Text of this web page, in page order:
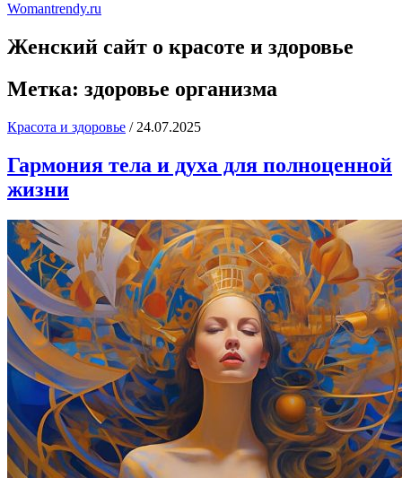
Womantrendy.ru
Женский сайт о красоте и здоровье
Метка: здоровье организма
Красота и здоровье / 24.07.2025
Гармония тела и духа для полноценной
жизни